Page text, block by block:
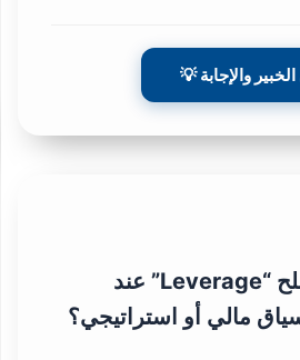
والإجابة 💡
ماذا يعني مصطلح “Leverage” عند
مالي أو استراتيجي؟